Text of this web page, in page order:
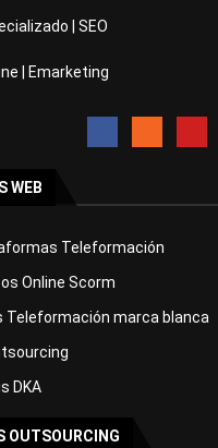
| SEO
| Emarketing
WEB
Teleformación
Online Scorm
Teleformación marca blanca
DKA
OUTSOURCING